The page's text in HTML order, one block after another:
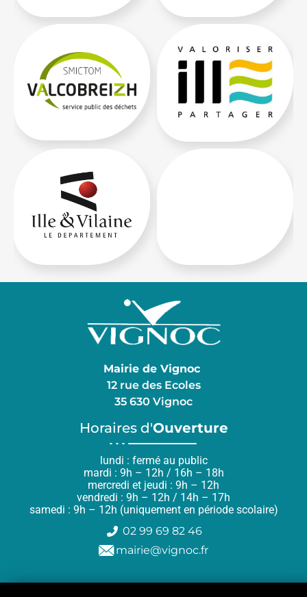
Mairie de Vignoc
12 rue des Ecoles
35 630 Vignoc
Horaires d'Ouverture
lundi : fermé au public
mardi : 9h – 12h / 16h – 18h
mercredi et jeudi : 9h – 12h
vendredi : 9h – 12h / 14h – 17h
samedi : 9h – 12h (uniquement en période scolaire)
02 99 69 82 46
mairie@vignoc.fr